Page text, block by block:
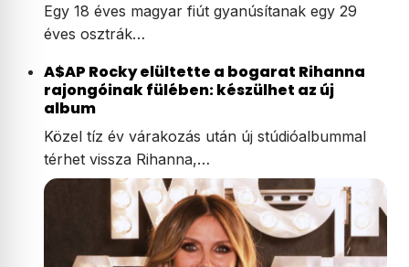
Egy 18 éves magyar fiút gyanúsítanak egy 29
éves osztrák…
A$AP Rocky elültette a bogarat Rihanna
rajongóinak fülében: készülhet az új
album
Közel tíz év várakozás után új stúdióalbummal
térhet vissza Rihanna,…